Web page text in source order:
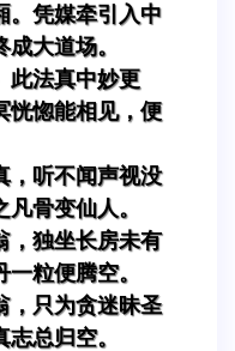
。凭媒牵引入中
大道场。
此法真中妙更
恍惚能相见，便
，听不闻声视没
骨变仙人。
，独坐长房未有
粒便腾空。
，只为贪迷昧圣
总归空。